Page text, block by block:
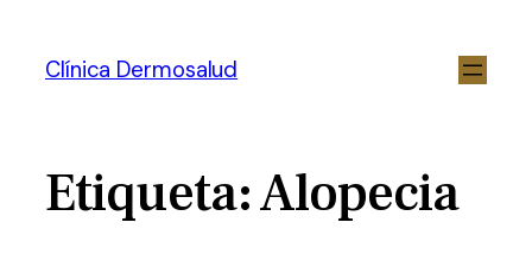
Clínica Dermosalud
Etiqueta:Alopecia